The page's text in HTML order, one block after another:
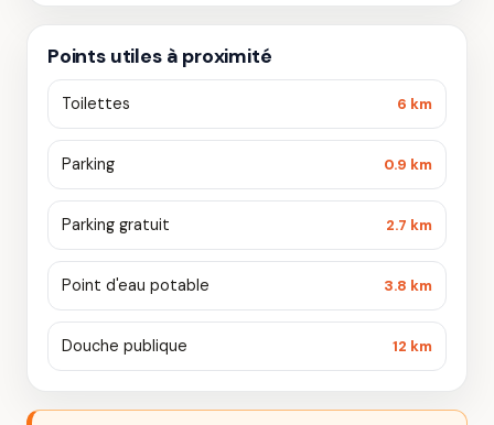
Points utiles à proximité
Toilettes 6 km
Parking 0.9 km
Parking gratuit 2.7 km
Point d'eau potable 3.8 km
Douche publique 12 km